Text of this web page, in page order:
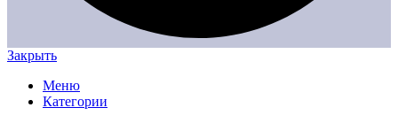
Закрыть
Меню
Категории